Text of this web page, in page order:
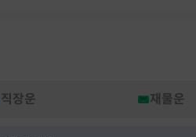
직장운 재물운